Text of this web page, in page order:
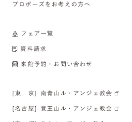
プロポーズをお考えの方へ
フェア一覧
資料請求
来館予約・お問い合わせ
[東 京] 南青山ル・アンジェ教会
[名古屋] 覚王山ル・アンジェ教会